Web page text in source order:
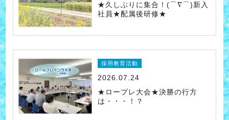
★久しぶりに集合！(⌒∇⌒)新入
社員★配属後研修★
採用教育活動
2026.07.24
★ロープレ大会★決勝の行方
は・・・！？